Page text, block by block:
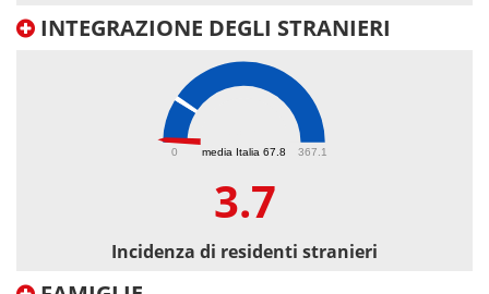
INTEGRAZIONE DEGLI STRANIERI
media Italia 67.8
0 367.1
3.7
Incidenza di residenti stranieri